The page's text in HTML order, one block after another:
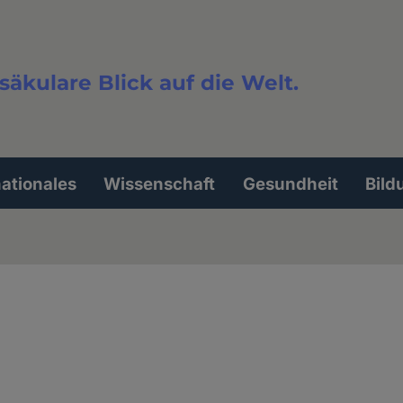
Blick auf die Welt.
Wissenschaft Gesundheit